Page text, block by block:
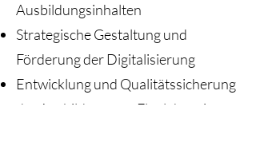
Ausbildungsinhalten
Strategische Gestaltung und
Förderung der Digitalisierung
Entwicklung und Qualitätssicherung
der Ausbildung von Fluglehrer:innen